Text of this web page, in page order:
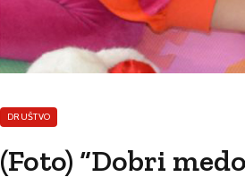
DRUŠTVO
(Foto) “Dobri